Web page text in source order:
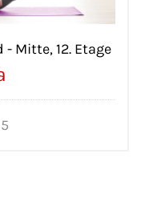
Mitte, 12. Etage